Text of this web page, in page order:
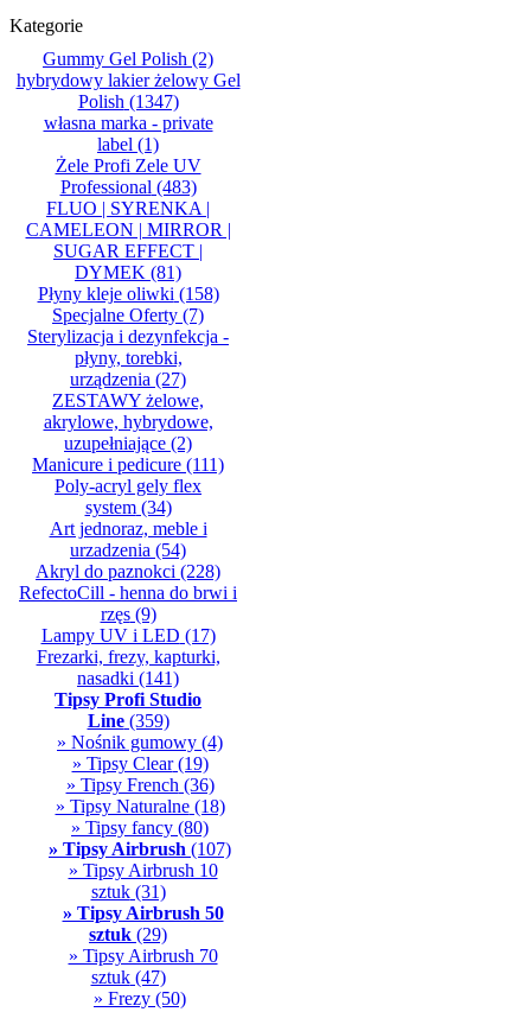
Kategorie
Gummy Gel Polish (2)
hybrydowy lakier żelowy Gel
Polish (1347)
własna marka - private
label (1)
Żele Profi Zele UV
Professional (483)
FLUO | SYRENKA |
CAMELEON | MIRROR |
SUGAR EFFECT |
DYMEK (81)
Płyny kleje oliwki (158)
Specjalne Oferty (7)
Sterylizacja i dezynfekcja -
płyny, torebki,
urządzenia (27)
ZESTAWY żelowe,
akrylowe, hybrydowe,
uzupełniające (2)
Manicure i pedicure (111)
Poly-acryl gely flex
system(34)
Art jednoraz, meble i
urzadzenia (54)
Akryl do paznokci (228)
RefectoCill - henna do brwi i
rzęs(9)
Lampy UV i LED (17)
Frezarki, frezy, kapturki,
nasadki (141)
Tipsy Profi Studio
Line(359)
» Nośnik gumowy (4)
» Tipsy Clear(19)
» Tipsy French (36)
» Tipsy Naturalne(18)
» Tipsy fancy (80)
» Tipsy Airbrush (107)
» Tipsy Airbrush 10
sztuk(31)
» Tipsy Airbrush 50
sztuk (29)
» Tipsy Airbrush 70
sztuk(47)
» Frezy (50)